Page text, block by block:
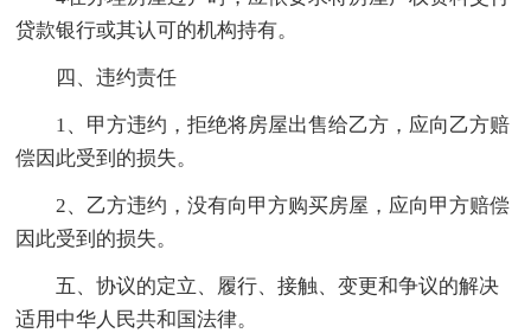
贷款银行或其认可的机构持有。
四、违约责任
1、甲方违约，拒绝将房屋出售给乙方，应向乙方赔
偿因此受到的损失。
2、乙方违约，没有向甲方购买房屋，应向甲方赔偿
因此受到的损失。
五、协议的定立、履行、接触、变更和争议的解决
适用中华人民共和国法律。